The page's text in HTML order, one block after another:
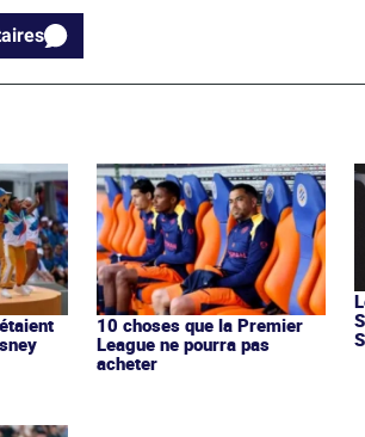
10 choses que la Premier
League ne pourra pas
acheter